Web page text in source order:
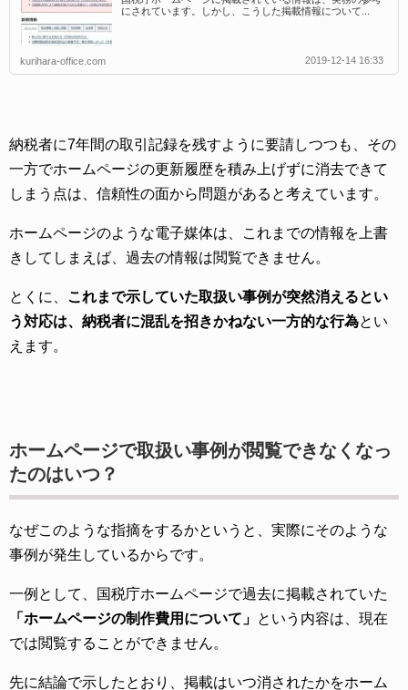
にされています。しかし、こうした掲載情報について...
kurihara-office.com 2019-12-14 16:33
納税者に7年間の取引記録を残すように要請しつつも、その
一方でホームページの更新履歴を積み上げずに消去できて
しまう点は、信頼性の面から問題があると考えています。
ホームページのような電子媒体は、これまでの情報を上書
きしてしまえば、過去の情報は閲覧できません。
とくに、 これまで示していた取扱い事例が突然消えるとい
う対応は、納税者に混乱を招きかねない一方的な行為とい
えます。
ホームページで取扱い事例が閲覧できなくなっ
たのはいつ？
なぜこのような指摘をするかというと、実際にそのような
事例が発生しているからです。
一例として、国税庁ホームページで過去に掲載されていた
「ホームページの制作費用について」 という内容は、現在
では閲覧することができません。
先に結論で示したとおり、掲載はいつ消されたかをホーム